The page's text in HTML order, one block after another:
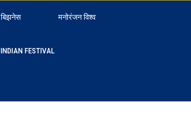
बिझनेस मनोरंजन विश्व
INDIAN FESTIVAL